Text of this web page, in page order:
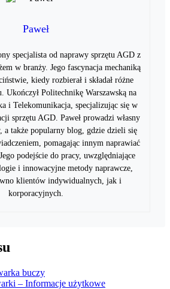
Paweł
specjalista od naprawy sprzętu AGD z
w branży. Jego fascynacja mechaniką
kiedy rozbierał i składał różne
Ukończył Politechnikę Warszawską na
i Telekomunikacja, specjalizując się w
sprzętu AGD. Paweł prowadzi własny
a także popularny blog, gdzie dzieli się
pomagając innym naprawiać
podejście do pracy, uwzględniające
i innowacyjne metody naprawcze,
klientów indywidualnych, jak i
korporacyjnych.
buczy
– Informacje użytkowe